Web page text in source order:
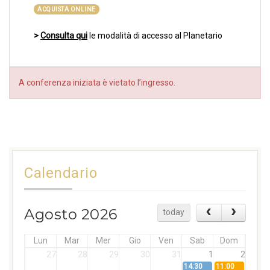
ACQUISTA ONLINE
>Consulta qui le modalità di accesso al Planetario
A conferenza iniziata è vietato l’ingresso.
Calendario
Agosto 2026 today
Lun Mar Mer Gio Ven Sab
Dom
27
28 29 30 31 1 2
14:30
11:00